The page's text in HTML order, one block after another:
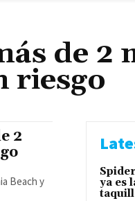
de 2
riesgo
2
Beach y
ya es